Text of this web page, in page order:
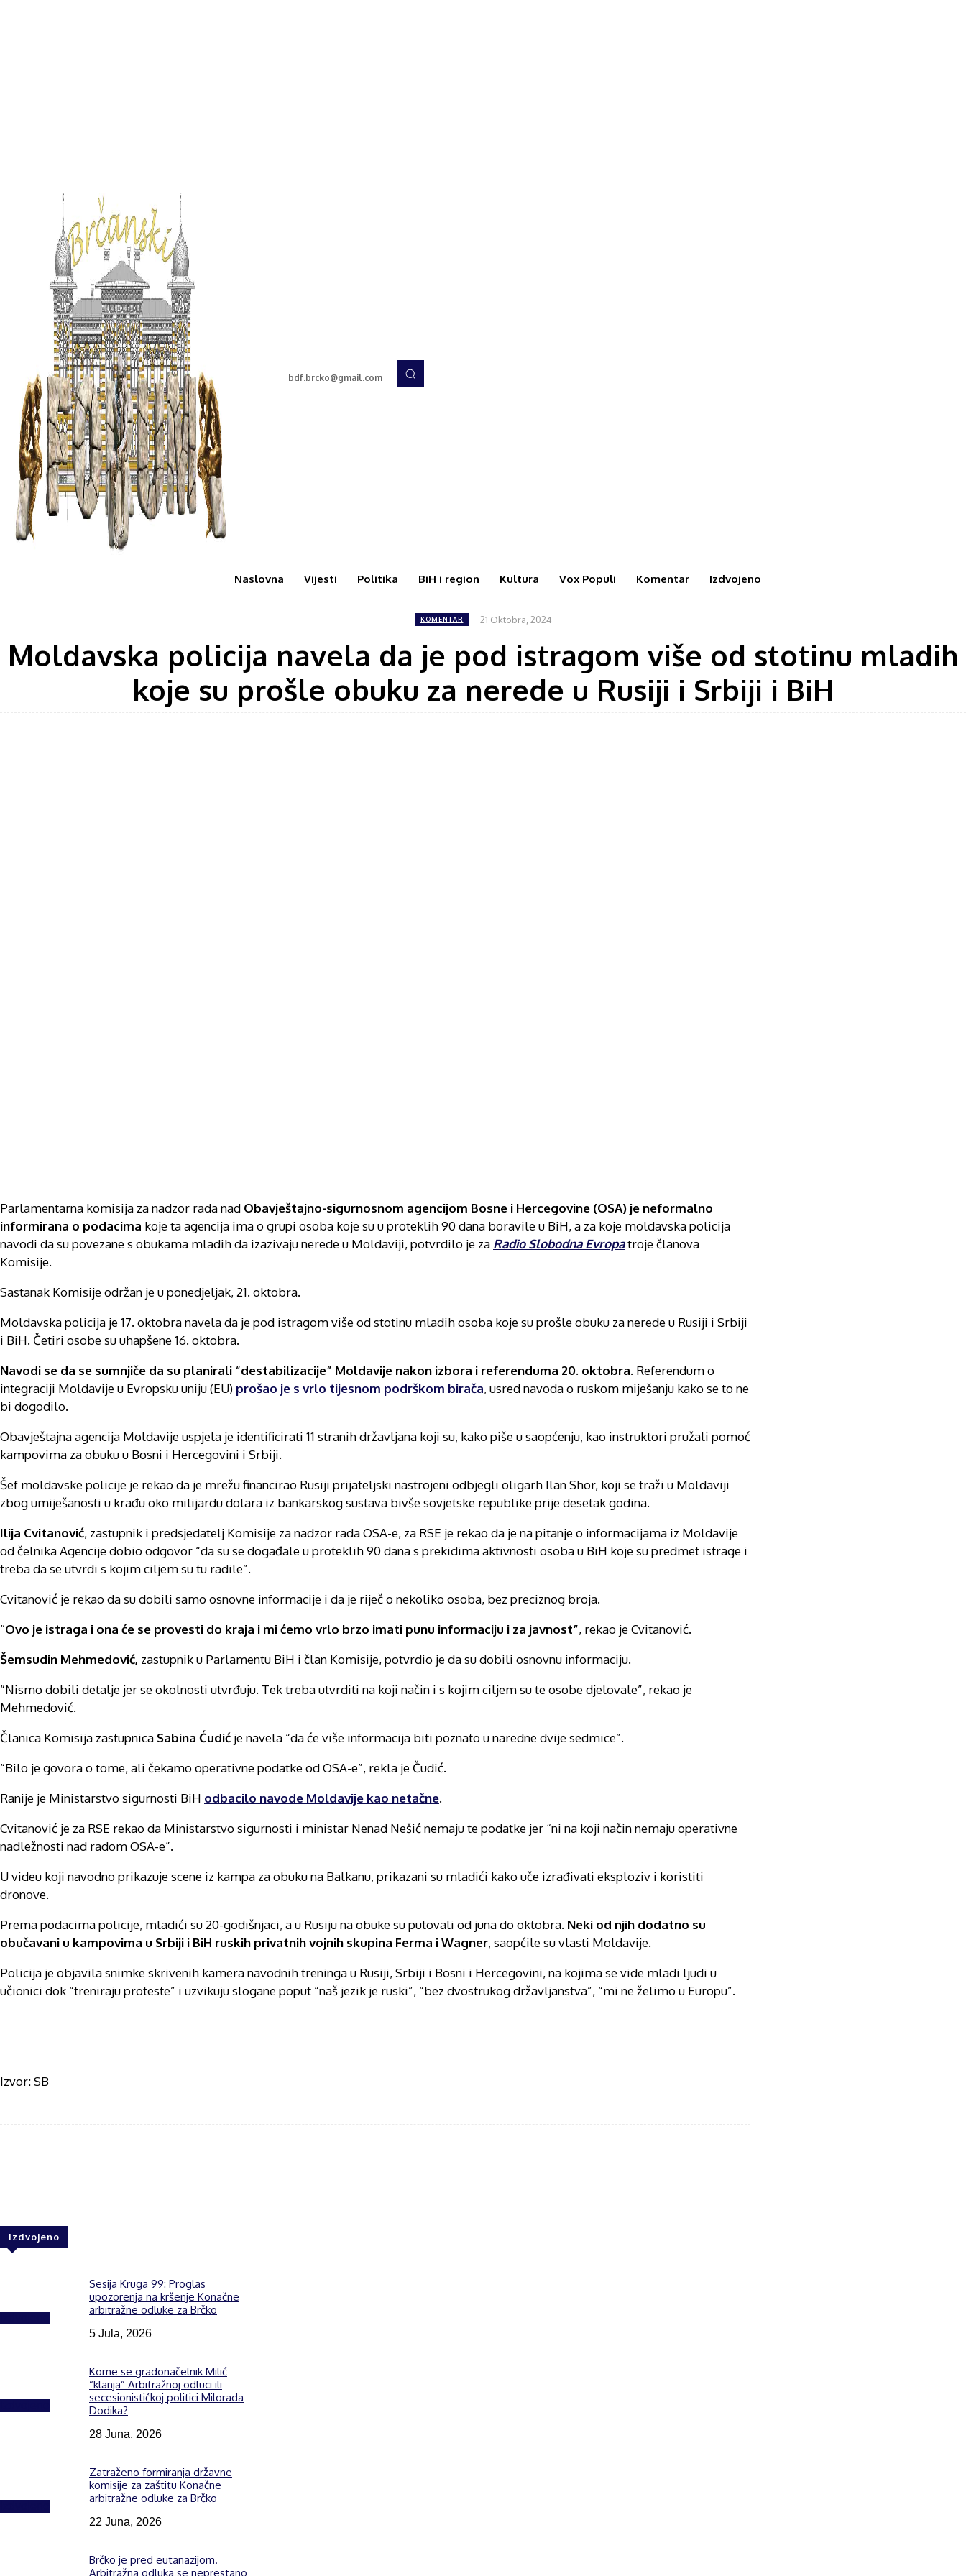
bdf.brcko@gmail.com
Naslovna Vijesti Politika BiH i region Kultura Vox Populi Komentar Izdvojeno
KOMENTAR 21 Oktobra, 2024
Moldavska policija navela da je pod istragom više od stotinu mladih
koje su prošle obuku za nerede u Rusiji i Srbiji i BiH
Parlamentarna komisija za nadzor rada nad Obavještajno-sigurnosnom agencijom Bosne i Hercegovine (OSA) je neformalno
informirana o podacima koje ta agencija ima o grupi osoba koje su u proteklih 90 dana boravile u BiH, a za koje moldavska policija
navodi da su povezane s obukama mladih da izazivaju nerede u Moldaviji, potvrdilo je za Radio Slobodna Evropatroje članova
Komisije.
Sastanak Komisije održan je u ponedjeljak, 21. oktobra.
Moldavska policija je 17. oktobra navela da je pod istragom više od stotinu mladih osoba koje su prošle obuku za nerede u Rusiji i Srbiji
i BiH. Četiri osobe su uhapšene 16. oktobra.
Navodi se da se sumnjiče da su planirali “destabilizacije” Moldavije nakon izbora i referenduma 20. oktobra. Referendum o
integraciji Moldavije u Evropsku uniju (EU) prošao je s vrlo tijesnom podrškom birača, usred navoda o ruskom miješanju kako se to ne
bi dogodilo.
Obavještajna agencija Moldavije uspjela je identificirati 11 stranih državljana koji su, kako piše u saopćenju, kao instruktori pružali pomoć
kampovima za obuku u Bosni i Hercegovini i Srbiji.
Šef moldavske policije je rekao da je mrežu financirao Rusiji prijateljski nastrojeni odbjegli oligarh Ilan Shor, koji se traži u Moldaviji
zbog umiješanosti u krađu oko milijardu dolara iz bankarskog sustava bivše sovjetske republike prije desetak godina.
Ilija Cvitanović, zastupnik i predsjedatelj Komisije za nadzor rada OSA-e, za RSE je rekao da je na pitanje o informacijama iz Moldavije
od čelnika Agencije dobio odgovor “da su se događale u proteklih 90 dana s prekidima aktivnosti osoba u BiH koje su predmet istrage i
treba da se utvrdi s kojim ciljem su tu radile”.
Cvitanović je rekao da su dobili samo osnovne informacije i da je riječ o nekoliko osoba, bez preciznog broja.
“Ovo je istraga i ona će se provesti do kraja i mi ćemo vrlo brzo imati punu informaciju i za javnost”, rekao je Cvitanović.
Šemsudin Mehmedović, zastupnik u Parlamentu BiH i član Komisije, potvrdio je da su dobili osnovnu informaciju.
“Nismo dobili detalje jer se okolnosti utvrđuju. Tek treba utvrditi na koji način i s kojim ciljem su te osobe djelovale”, rekao je
Mehmedović.
Članica Komisija zastupnica Sabina Ćudić je navela “da će više informacija biti poznato u naredne dvije sedmice”.
“Bilo je govora o tome, ali čekamo operativne podatke od OSA-e”, rekla je Čudić.
Ranije je Ministarstvo sigurnosti BiH odbacilo navode Moldavije kao netačne.
Cvitanović je za RSE rekao da Ministarstvo sigurnosti i ministar Nenad Nešić nemaju te podatke jer “ni na koji način nemaju operativne
nadležnosti nad radom OSA-e”.
U videu koji navodno prikazuje scene iz kampa za obuku na Balkanu, prikazani su mladići kako uče izrađivati eksploziv i koristiti
dronove.
Prema podacima policije, mladići su 20-godišnjaci, a u Rusiju na obuke su putovali od juna do oktobra. Neki od njih dodatno su
obučavani u kampovima u Srbiji i BiH ruskih privatnih vojnih skupina Ferma i Wagner, saopćile su vlasti Moldavije.
Policija je objavila snimke skrivenih kamera navodnih treninga u Rusiji, Srbiji i Bosni i Hercegovini, na kojima se vide mladi ljudi u
učionici dok “treniraju proteste” i uzvikuju slogane poput “naš jezik je ruski”, “bez dvostrukog državljanstva”, “mi ne želimo u Europu”.
Izvor: SB
Izdvojeno
Sesija Kruga 99: Proglas
upozorenja na kršenje Konačne
arbitražne odluke za Brčko
5 Jula, 2026
Kome se gradonačelnik Milić
“klanja” Arbitražnoj odluci ili
secesionističkoj politici Milorada
Dodika?
28 Juna, 2026
Zatraženo formiranja državne
komisije za zaštitu Konačne
arbitražne odluke za Brčko
22 Juna, 2026
Brčko je pred eutanazijom.
Arbitražna odluka se neprestano